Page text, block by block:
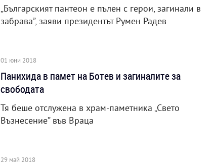
„Българският пантеон е пълен с герои, загинали в
забрава”, заяви президентът Румен Радев
01 юни 2018
Панихида в памет на Ботев и загиналите за
свободата
Тя беше отслужена в храм-паметника „Свето
Възнесение” във Враца
29 май 2018